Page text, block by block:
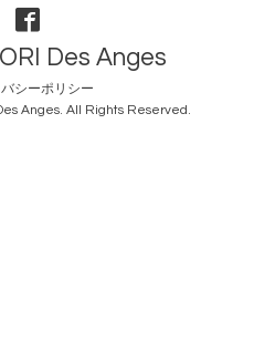
Des Anges
シーポリシー
Anges. All Rights Reserved.